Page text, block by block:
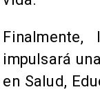
impulsará
en Salud,